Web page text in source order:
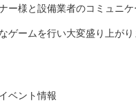
ー様と設備業者のコミュニ
ゲームを行い大変盛り上が
イベント情報